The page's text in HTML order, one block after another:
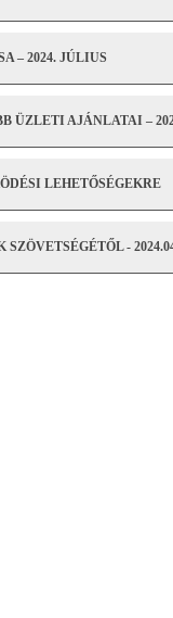
– 2024. JÚLIUS
ÜZLETI AJÁNLATAI –
LEHETŐSÉGEKRE
-